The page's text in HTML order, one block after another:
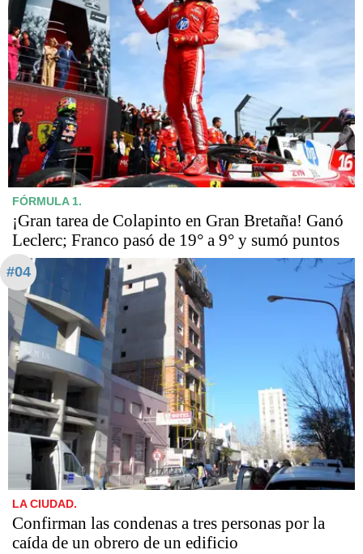
FÓRMULA 1.
¡Gran tarea de Colapinto en Gran Bretaña! Ganó
Leclerc; Franco pasó de 19° a 9° y sumó puntos
#04
LA CIUDAD.
Confirman las condenas a tres personas por la
caída de un obrero de un edificio